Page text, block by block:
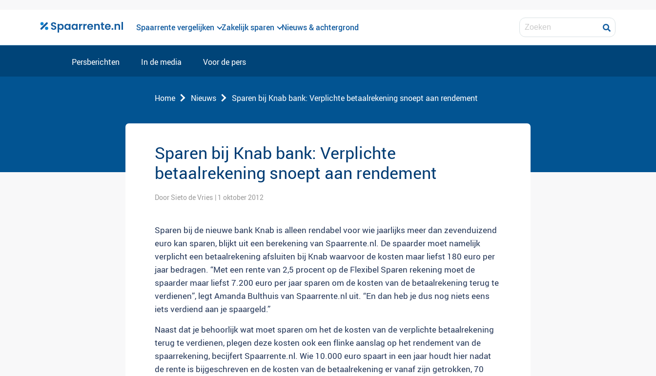
Spaarrente vergelijken Zakelijk sparen Nieuws & achtergrond
Persberichten In de media Voor de pers
Home Nieuws Sparen bij Knab bank: Verplichte betaalrekening snoept aan rendement
Sparen bij Knab bank: Verplichte
betaalrekening snoept aan rendement
Door Sieto de Vries | 1 oktober 2012
Sparen bij de nieuwe bank Knab is alleen rendabel voor wie jaarlijks meer dan zevenduizend
euro kan sparen, blijkt uit een berekening van Spaarrente.nl. De spaarder moet namelijk
verplicht een betaalrekening afsluiten bij Knab waarvoor de kosten maar liefst 180 euro per
jaar bedragen. “Met een rente van 2,5 procent op de Flexibel Sparen rekening moet de
spaarder maar liefst 7.200 euro per jaar sparen om de kosten van de betaalrekening terug te
verdienen”, legt Amanda Bulthuis van Spaarrente.nl uit. “En dan heb je dus nog niets eens
iets verdiend aan je spaargeld.”
Naast dat je behoorlijk wat moet sparen om het de kosten van de verplichte betaalrekening
terug te verdienen, plegen deze kosten ook een flinke aanslag op het rendement van de
spaarrekening, becijfert Spaarrente.nl. Wie 10.000 euro spaart in een jaar houdt hier nadat
de rente is bijgeschreven en de kosten van de betaalrekening er vanaf zijn getrokken, 70